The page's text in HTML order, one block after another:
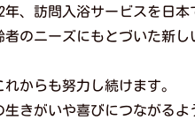
、訪問入浴サービスを日本
のニーズにもとづいた新
からも努力し続けます。
きがいや喜びにつながるよ